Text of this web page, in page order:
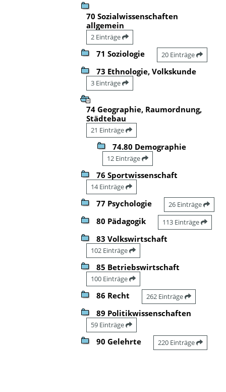
70 Sozialwissenschaften
allgemein
2 Einträge
71 Soziologie 20 Einträge
73 Ethnologie, Volkskunde
3 Einträge
74 Geographie, Raumordnung,
Städtebau
21 Einträge
74.80 Demographie
12 Einträge
76 Sportwissenschaft
14 Einträge
77 Psychologie 26 Einträge
80 Pädagogik 113 Einträge
83 Volkswirtschaft
102 Einträge
85 Betriebswirtschaft
100 Einträge
86 Recht 262 Einträge
89 Politikwissenschaften
59 Einträge
90 Gelehrte 220 Einträge